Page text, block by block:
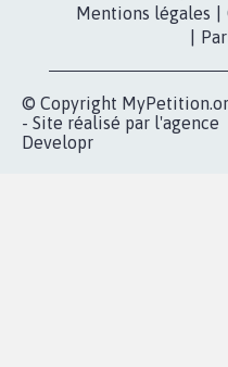
Mentions légales
© Copyright
- Site réalisé par l'agence
Developr